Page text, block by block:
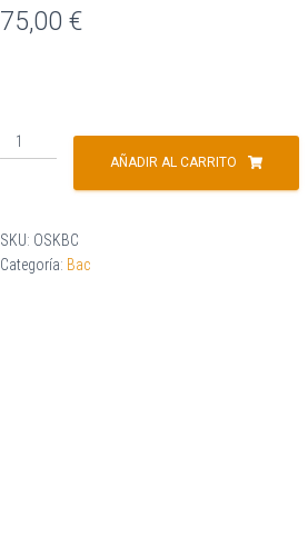
75,00 €
AÑADIR AL CARRITO
SKU: OSKBC
Categoría: Bac